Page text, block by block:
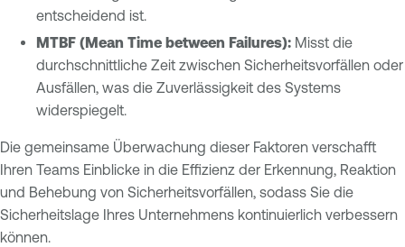
entscheidend ist.
MTBF (Mean Time between Failures): Misst die
durchschnittliche Zeit zwischen Sicherheitsvorfällen oder
Ausfällen, was die Zuverlässigkeit des Systems
widerspiegelt.
Die gemeinsame Überwachung dieser Faktoren verschafft
Ihren Teams Einblicke in die Effizienz der Erkennung, Reaktion
und Behebung von Sicherheitsvorfällen, sodass Sie die
Sicherheitslage Ihres Unternehmens kontinuierlich verbessern
können.